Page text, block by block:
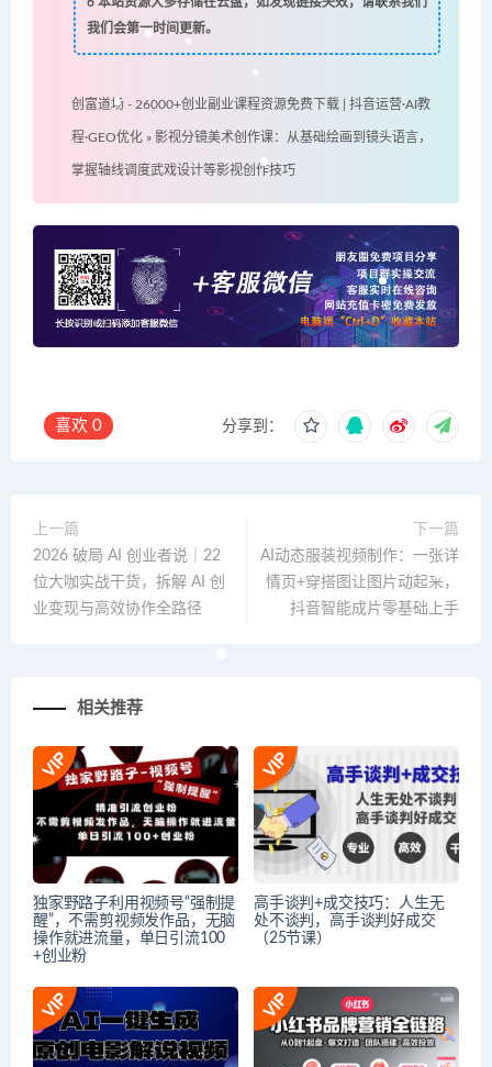
我们会第一时间更新。
创富道场 - 26000+创业副业课程资源免费下载 | 抖音运营·AI教
程·GEO优化 » 影视分镜美术创作课：从基础绘画到镜头语言，
掌握轴线调度武戏设计等影视创作技巧
喜欢 0 分享到：
上一篇
2026 破局 AI 创业者说｜22
位大咖实战干货，拆解 AI 创
业变现与高效协作全路径
下一篇
AI动态服装视频制作：一张详
情页+穿搭图让图片动起来，
抖音智能成片零基础上手
相关推荐
独家野路子利用视频号“强制提
醒”，不需剪视频发作品，无脑
操作就进流量，单日引流100
+创业粉
高手谈判+成交技巧：人生无
处不谈判，高手谈判好成交
（25节课）